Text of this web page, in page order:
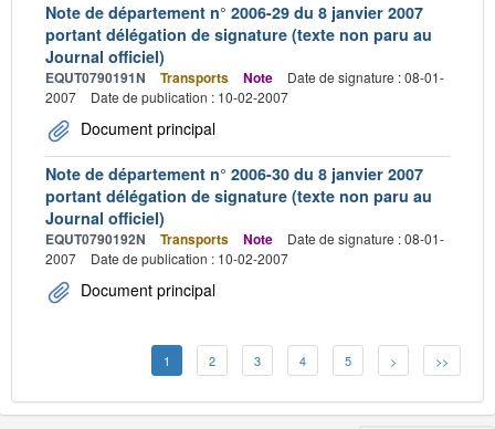
Note de département n° 2006-29 du 8 janvier 2007
portant délégation de signature (texte non paru au
Journal officiel)
EQUT0790191N Transports Note
Date de signature : 08-01-
2007
Date de publication : 10-02-2007
Document principal
Note de département n° 2006-30 du 8 janvier 2007
portant délégation de signature (texte non paru au
Journal officiel)
EQUT0790192N Transports Note
Date de signature : 08-01-
2007
Date de publication : 10-02-2007
Document principal
1 2 3 4 5 > >>